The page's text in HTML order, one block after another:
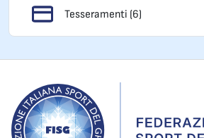
Tesseramenti (6)